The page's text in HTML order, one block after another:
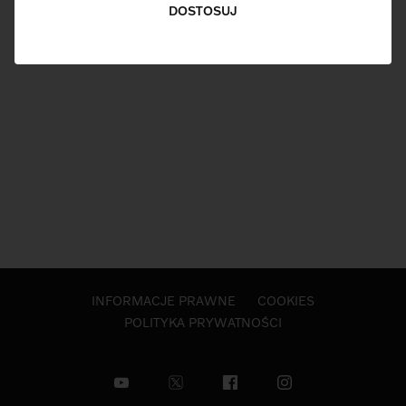
DOSTOSUJ
INFORMACJE PRAWNE
COOKIES
POLITYKA PRYWATNOŚCI